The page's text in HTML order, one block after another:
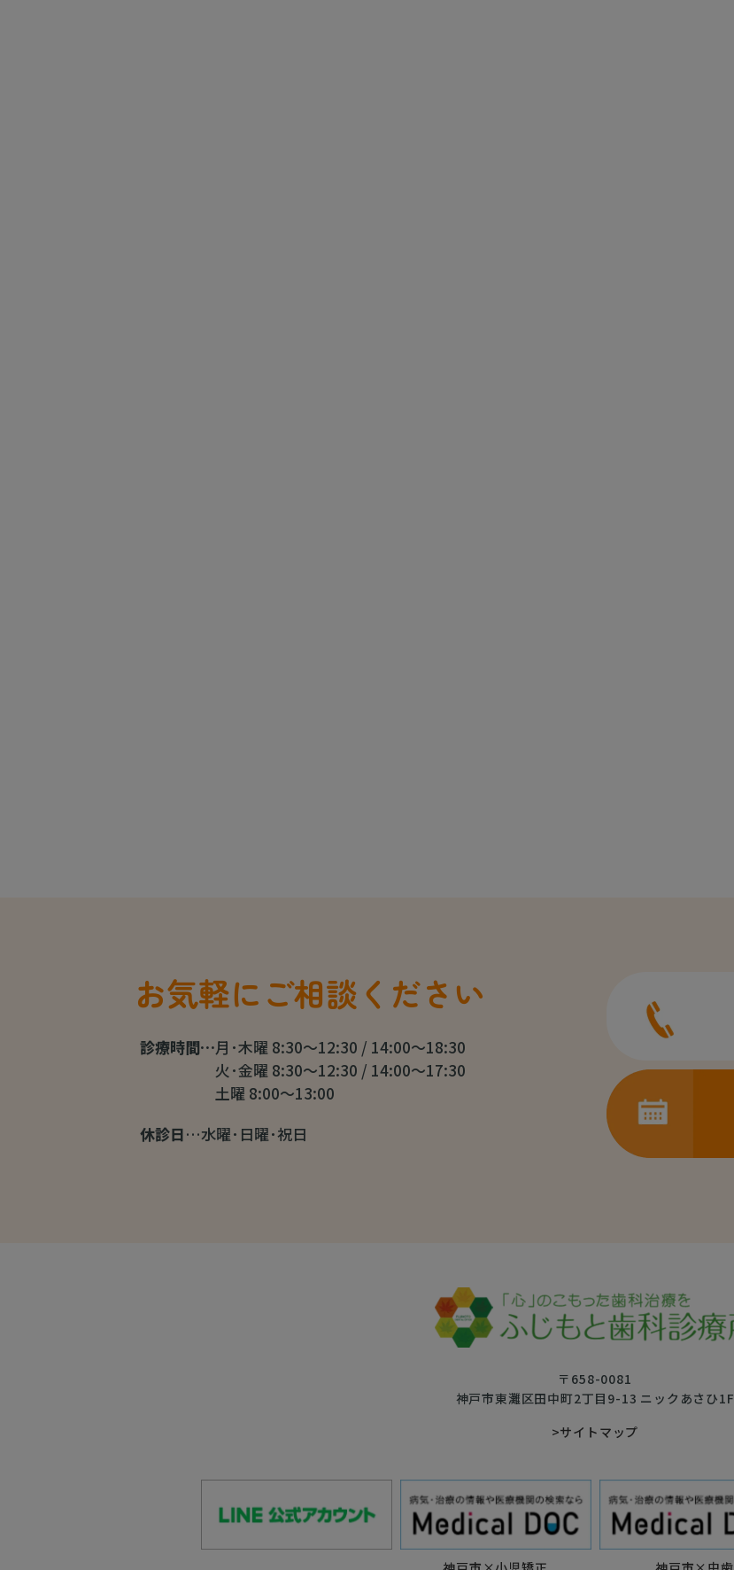
お気軽にご相談ください
診療時間…月･木曜 8:30～12:30 / 14:00～18:30
火･金曜 8:30～12:30 / 14:00～17:30
土曜 8:00～13:00
休診日…水曜･日曜･祝日
〒658-0081
神戸市東灘区田中町2丁目9-13 ニックあさひ1F
>サイトマップ